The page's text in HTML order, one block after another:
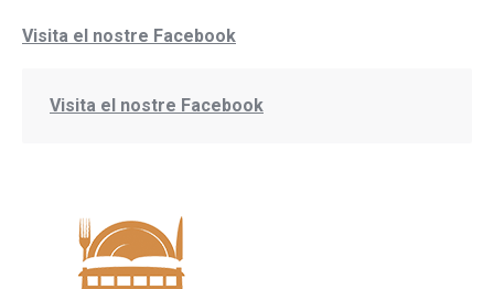
Visita el nostre Facebook
Visita el nostre Facebook